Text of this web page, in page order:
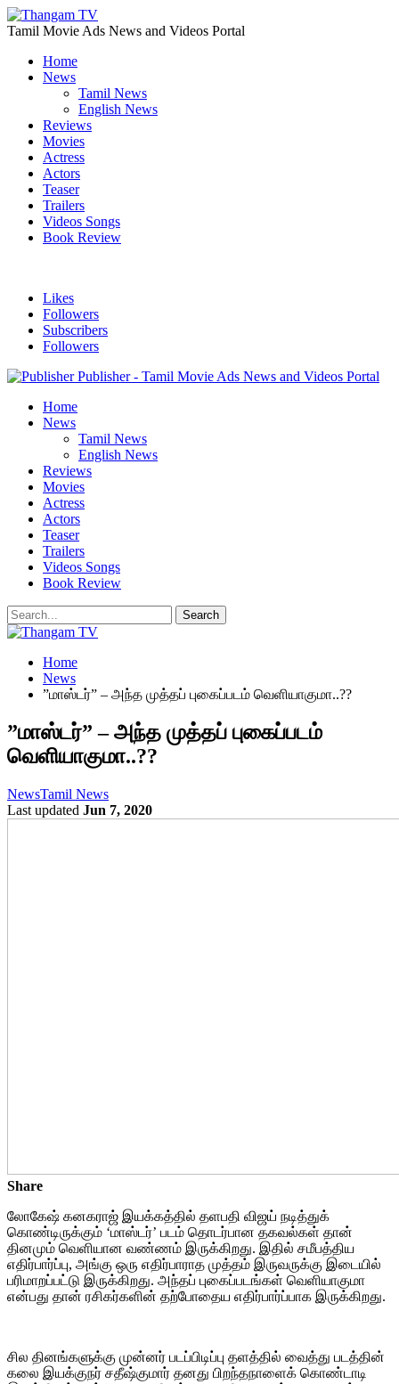
Tamil Movie Ads News and Videos Portal
Home
News
Tamil News
English News
Reviews
Movies
Actress
Actors
Teaser
Trailers
Videos Songs
Book Review
Likes
Followers
Subscribers
Followers
Publisher - Tamil Movie Ads News and Videos Portal
Home
News
Tamil News
English News
Reviews
Movies
Actress
Actors
Teaser
Trailers
Videos Songs
Book Review
Home
News
”மாஸ்டர்” – அந்த முத்தப் புகைப்படம் வெளியாகுமா..??
”மாஸ்டர்” – அந்த முத்தப் புகைப்படம்
வெளியாகுமா..??
NewsTamil News
Last updated Jun 7, 2020
Share
லோகேஷ் கனகராஜ் இயக்கத்தில் தளபதி விஜய் நடித்துக்
கொண்டிருக்கும் ‘மாஸ்டர்’ படம் தொடர்பான தகவல்கள் தான்
தினமும் வெளியான வண்ணம் இருக்கிறது. இதில் சமீபத்திய
எதிர்பார்ப்பு, அங்கு ஒரு எதிர்பாராத முத்தம் இருவருக்கு இடையில்
பரிமாறப்பட்டு இருக்கிறது. அந்தப் புகைப்படங்கள் வெளியாகுமா
என்பது தான் ரசிகர்களின் தற்போதைய எதிர்பார்ப்பாக இருக்கிறது.
சில தினங்களுக்கு முன்னர் படப்பிடிப்பு தளத்தில் வைத்து படத்தின்
கலை இயக்குநர் சதீஷ்குமார் தனது பிறந்தநாளைக் கொண்டாடி